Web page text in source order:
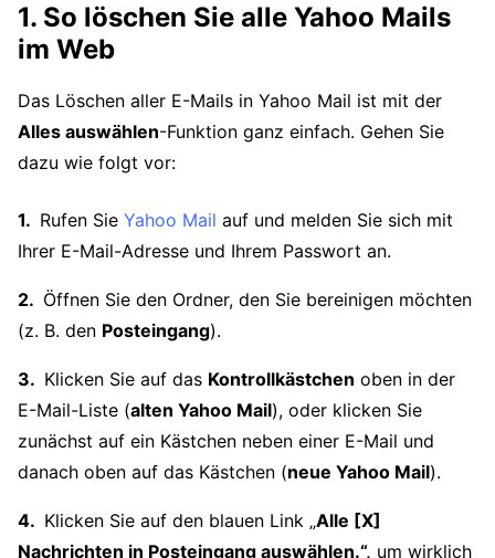
1. So löschen Sie alle Yahoo Mails
im Web
Das Löschen aller E-Mails in Yahoo Mail ist mit der
Alles auswählen-Funktion ganz einfach. Gehen Sie
dazu wie folgt vor:
Rufen Sie Yahoo Mail auf und melden Sie sich mit
Ihrer E-Mail-Adresse und Ihrem Passwort an.
Öffnen Sie den Ordner, den Sie bereinigen möchten
(z. B. den Posteingang).
Klicken Sie auf das Kontrollkästchen oben in der
E-Mail-Liste (alten Yahoo Mail), oder klicken Sie
zunächst auf ein Kästchen neben einer E-Mail und
danach oben auf das Kästchen (neue Yahoo Mail).
Klicken Sie auf den blauen Link „Alle [X]
Nachrichten in Posteingang auswählen.“, um wirklich